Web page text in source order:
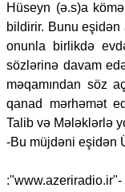
Hüseyn (ə.s)a
bildirir. Bunu eşidən
onunla birlikdə
sözlərinə davam
məqamından söz
qanad mərhəmət
Talib və Mələklərlə
-Bu müjdəni eşidən